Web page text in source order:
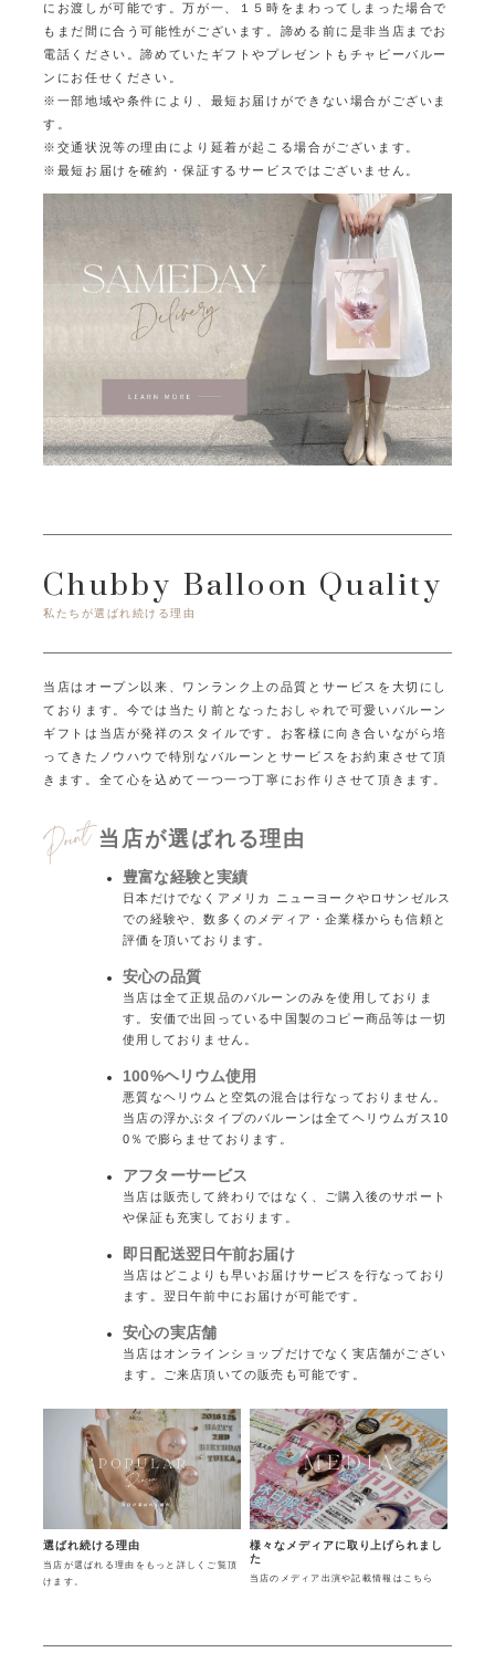
にお渡しが可能です。万が一、１５時をまわってしまった場合で
もまだ間に合う可能性がございます。 諦める前に是非当店までお
電話ください。諦めていたギフトやプレゼントもチャビーバルー
ンにお任せください。
※一部地域や条件により、最短お届けができない場合がございま
す。
※交通状況等の理由により延着が起こる場合がございます。
※最短お届けを確約・保証するサービスではございません。
Chubby Balloon Quality
私たちが選ばれ続ける理由
当店はオープン以来、ワンランク上の品質とサービスを大切にし
ております。 今では当たり前となったおしゃれで可愛いバルーン
ギフトは当店が発祥のスタイルです。
お客様に向き合いながら培
ってきたノウハウで特別なバルーンとサービスをお約束させて頂
きます。 全て心を込めて一つ一つ丁寧にお作りさせて頂きます。
当店が選ばれる理由
豊富な経験と実績
日本だけでなくアメリカ ニューヨークやロサンゼルス
での経験や、数多くのメディア・企業様からも信頼と
評価を頂いております。
安心の品質
当店は全て正規品のバルーンのみを使用しておりま
す。安価で出回っている中国製のコピー商品等は一切
使用しておりません。
100%ヘリウム使用
悪質なヘリウムと空気の混合は行なっておりません。
当店の浮かぶタイプのバルーンは全てヘリウムガス10
0％で膨らませております。
アフターサービス
当店は販売して終わりではなく、ご購入後のサポート
や保証も充実しております。
即日配送翌日午前お届け
当店はどこよりも早いお届けサービスを行なっており
ます。翌日午前中にお届けが可能です。
安心の実店舗
当店はオンラインショップだけでなく実店舗がござい
ます。ご来店頂いての販売も可能です。
選ばれ続ける理由
当店が選ばれる理由をもっと詳しくご覧頂
けます。
様々なメディアに取り上げられまし
た
当店のメディア出演や記載情報はこちら